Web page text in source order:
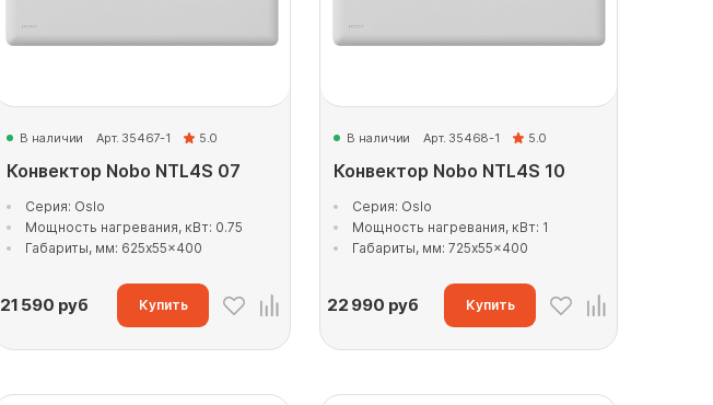
В наличии Арт. 35467-1 5.0
Конвектор Nobo NTL4S 07
Серия: Oslo
Мощность нагревания, кВт: 0.75
Габариты, мм: 625x55x400
21 590 руб Купить
В наличии Арт. 35468-1 5.0
Конвектор Nobo NTL4S 10
Серия: Oslo
Мощность нагревания, кВт: 1
Габариты, мм: 725x55x400
22 990 руб Купить